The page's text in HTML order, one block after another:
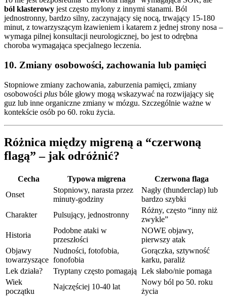
ból klasterowy jest często mylony z innymi stanami. Ból
jednostronny, bardzo silny, zaczynający się nocą, trwający 15-180
minut, z towarzyszącym łzawieniem i katarem z jednej strony nosa –
wymaga pilnej konsultacji neurologicznej, bo jest to odrębna
choroba wymagająca specjalnego leczenia.
10. Zmiany osobowości, zachowania lub pamięci
Stopniowe zmiany zachowania, zaburzenia pamięci, zmiany
osobowości plus bóle głowy mogą wskazywać na rozwijający się
guz lub inne organiczne zmiany w mózgu. Szczególnie ważne w
kontekście osób po 60. roku życia.
Różnica między migreną a “czerwoną
flagą” – jak odróżnić?
Cecha Typowa migrena
Czerwona flaga
Onset
Stopniowy, narasta przez
minuty-godziny
Nagły (thunderclap) lub
bardzo szybki
Charakter
Pulsujący, jednostronny
Różny, często “inny niż
zwykle”
Historia
Podobne ataki w
przeszłości
NOWE objawy,
pierwszy atak
Objawy
towarzyszące
Nudności, fotofobia,
fonofobia
Gorączka, sztywność
karku, paraliż
Lek działa?
Tryptany często pomagają Lek słabo/nie pomaga
Wiek
początku
Najczęściej 10-40 lat
Nowy ból po 50. roku
życia